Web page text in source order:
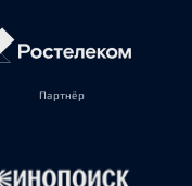
Партнёр